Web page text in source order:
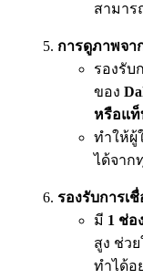
สามาร
การดูภาพจา
รองรับ
ของ
หรือแท็
ทำให้ผู้
ได้จาก
รองรับการเ
มี 1 ช่อ
สูง ช่ว
ทำได้อ